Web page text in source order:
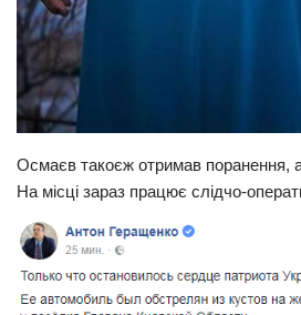
Осмаєв такоєж отримав поранення,
На місці зараз працює слідчо-